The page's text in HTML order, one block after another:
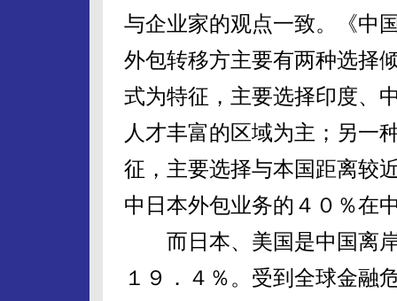
与企业家的观点一致。《中
外包转移方主要有两种选择
式为特征，主要选择印度、
人才丰富的区域为主；另一
征，主要选择与本国距离较
中日本外包业务的４０％在
而日本、美国是中国离岸
１９．４％。受到全球金融